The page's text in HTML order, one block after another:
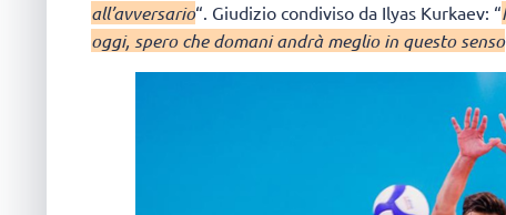
all’avversario“. Giudizio condiviso da Ilyas Kurkaev: “
oggi, spero che domani andrà meglio in questo senso